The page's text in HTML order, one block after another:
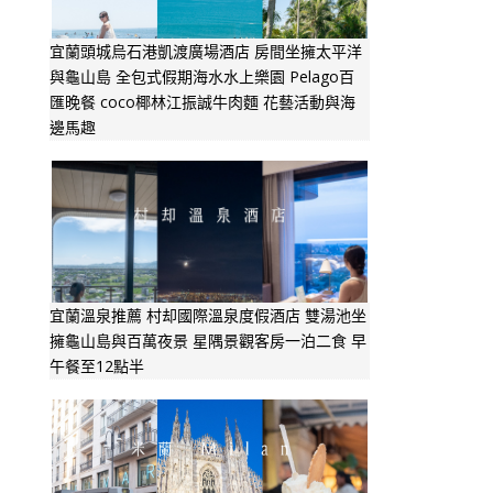
宜蘭頭城烏石港凱渡廣場酒店 房間坐擁太平洋
與龜山島 全包式假期海水水上樂園 Pelago百
匯晚餐 coco椰林江振誠牛肉麵 花藝活動與海
邊馬趣
宜蘭溫泉推薦 村却國際溫泉度假酒店 雙湯池坐
擁龜山島與百萬夜景 星隅景觀客房一泊二食 早
午餐至12點半